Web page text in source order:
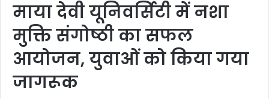
माया देवी यूनिवर्सिटी में नशा
मुक्ति संगोष्ठी का सफल
आयोजन, युवाओं को किया गया
जागरूक